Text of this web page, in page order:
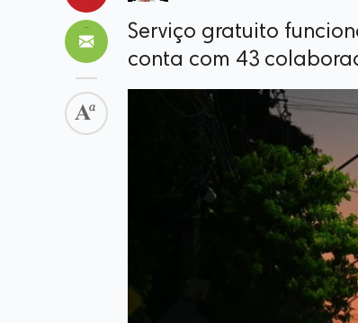
Serviço gratuito
conta com 43